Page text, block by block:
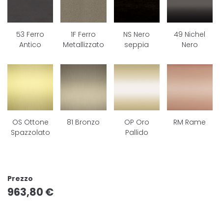
53 Ferro
Antico
1F Ferro
Metallizzato
NS Nero
seppia
49 Nichel
Nero
OS Ottone
Spazzolato
81 Bronzo
OP Oro
Pallido
RM Rame
Prezzo
963,80 €